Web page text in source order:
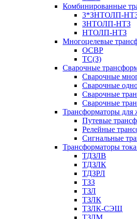
Комбинированные
3*ЗНТОЛП-
ЗНТОЛП-НТЗ
НТОЛП-НТЗ
Многоцелевые
ОСВР
ТС(З)
Сварочные
Сварочные
Сварочные
Сварочные
Сварочные
Трансформаторы для
Путевые
Релейные
Сигнальные
Трансформаторы
ТДЗЛВ
ТДЗЛК
ТДЗРЛ
ТЗЗ
ТЗЛ
ТЗЛК
ТЗЛК-СЭЩ
ТЗЛМ